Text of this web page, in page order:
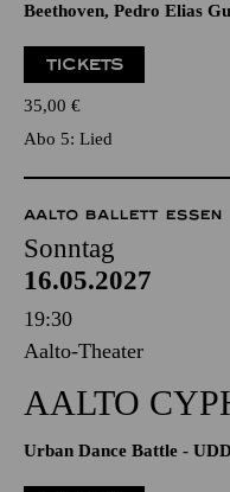
Schubert, Johannes
Beethoven, Pedro Elias
TICKETS
35,00€
Abo 5: Lied
AALTO BALLETT ESSEN
Sonntag
16.05.2027
19:30